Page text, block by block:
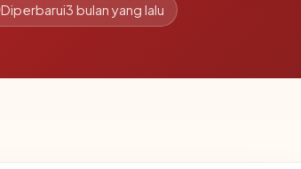
Diperbarui3 bulan yang lalu